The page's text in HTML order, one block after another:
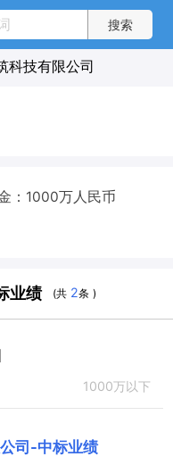
科技有限公司
：1000万人民币
业绩 (共 2条 )
1000万以下
司 -中标业绩